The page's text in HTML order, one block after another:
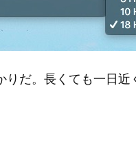
だ。長くても一日